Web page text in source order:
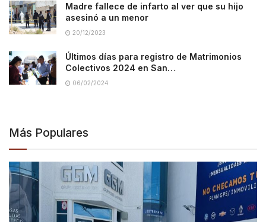
Madre fallece de infarto al ver que su hijo
asesinó a un menor
20/12/2023
Últimos días para registro de Matrimonios
Colectivos 2024 en San…
06/02/2024
Más Populares